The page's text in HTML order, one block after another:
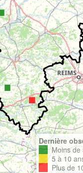
Dernière
Moins de
5 à 10
Plus de